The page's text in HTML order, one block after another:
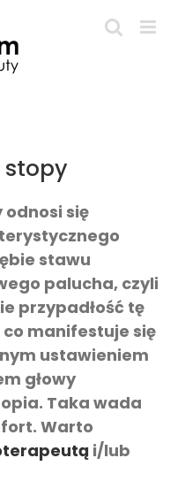
stopy
odnosi się
stawu
palucha, czyli
przypadłość tę
manifestuje się
ustawieniem
głowy
Taka wada
Warto
i/lub